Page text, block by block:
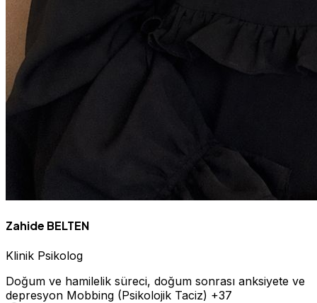
Zahide BELTEN
Klinik Psikolog
Doğum ve hamilelik süreci, doğum sonrası anksiyete ve
depresyon Mobbing (Psikolojik Taciz) +37